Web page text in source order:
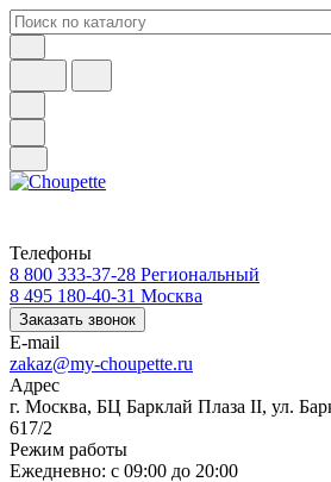
Телефоны
8 800 333-37-28 Региональный
8 495 180-40-31 Москва
Заказать звонок
E-mail
zakaz@my-choupette.ru
Адрес
г. Москва, БЦ Барклай Плаза II, ул.
617/2
Режим работы
Ежедневно: с 09:00 до 20:00